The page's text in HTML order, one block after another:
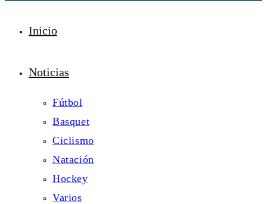
Inicio
Noticias
Fútbol
Basquet
Ciclismo
Natación
Hockey
Varios